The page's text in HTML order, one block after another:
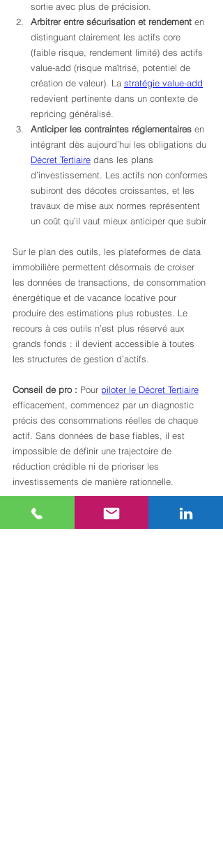
sortie avec plus de précision.
Arbitrer entre sécurisation et rendement en
distinguant clairement les actifs core
(faible risque, rendement limité) des actifs
value-add (risque maîtrisé, potentiel de
création de valeur). La stratégie value-add
redevient pertinente dans un contexte de
repricing généralisé.
Anticiper les contraintes réglementaires en
intégrant dès aujourd’hui les obligations du
Décret Tertiaire dans les plans
d’investissement. Les actifs non conformes
subiront des décotes croissantes, et les
travaux de mise aux normes représentent
un coût qu’il vaut mieux anticiper que subir.
Sur le plan des outils, les plateformes de data
immobilière permettent désormais de croiser
les données de transactions, de consommation
énergétique et de vacance locative pour
produire des estimations plus robustes. Le
recours à ces outils n’est plus réservé aux
grands fonds : il devient accessible à toutes
les structures de gestion d’actifs.
Conseil de pro : Pour piloter le Décret Tertiaire
efficacement, commencez par un diagnostic
précis des consommations réelles de chaque
actif. Sans données de base fiables, il est
impossible de définir une trajectoire de
réduction crédible ni de prioriser les
investissements de manière rationnelle.
La gestion des risques en 2026 passe aussi
par une lecture attentive des signaux faibles :